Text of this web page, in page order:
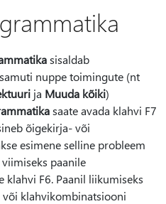
sisaldab
nuppe toimingute (nt
ja Muuda kõiki)
saate avada klahvi F7
õigekirja- või
esimene selline probleem
paanile
klahvi F6. Paanil liikumiseks
või klahvikombinatsiooni